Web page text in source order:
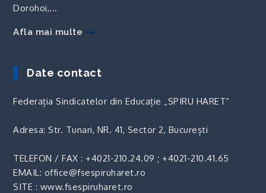
Dorohoi,...
Afla mai multe
Date contact
Federația Sindicatelor din Educație „SPIRU HARET“
Adresa: Str. Tunari, NR. 41, Sector 2, București
TELEFON / FAX :+4021-210.24.09 ;+4021-210.41.65
EMAIL: office@fsespiruharet.ro
SITE : www.fsespiruharet.ro